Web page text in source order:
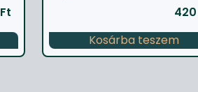
Ft
420
Kosárba teszem